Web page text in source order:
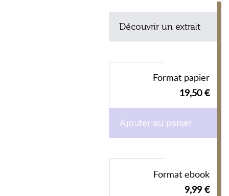
Découvrir un extrait
Format papier
19,50 €
Ajouter au panier
Format ebook
9,99 €